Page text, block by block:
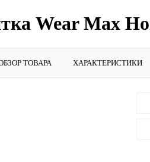
Wear Max
ТОВАРА ХАРАКТЕРИСТИКИ